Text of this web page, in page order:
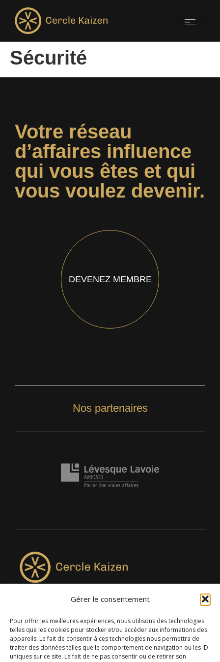
Gérer le consentement
Pour offrir les meilleures expériences, nous utilisons des technologies
telles que les cookies pour stocker et/ou accéder aux informations des
appareils. Le fait de consentir à ces technologies nous permettra de
traiter des données telles que le comportement de navigation ou les ID
uniques sur ce site. Le fait de ne pas consentir ou de retirer son
Sécurité
Votre réseau
d’affaires influence
qui vous êtes et qui
vous voulez devenir.
DEVENEZ MEMBRE
Nos partenaires
4957, rue Lionel-Groulx, bureau 819, Saint-Augustin-de-
Desmaures QC G3A 0M7